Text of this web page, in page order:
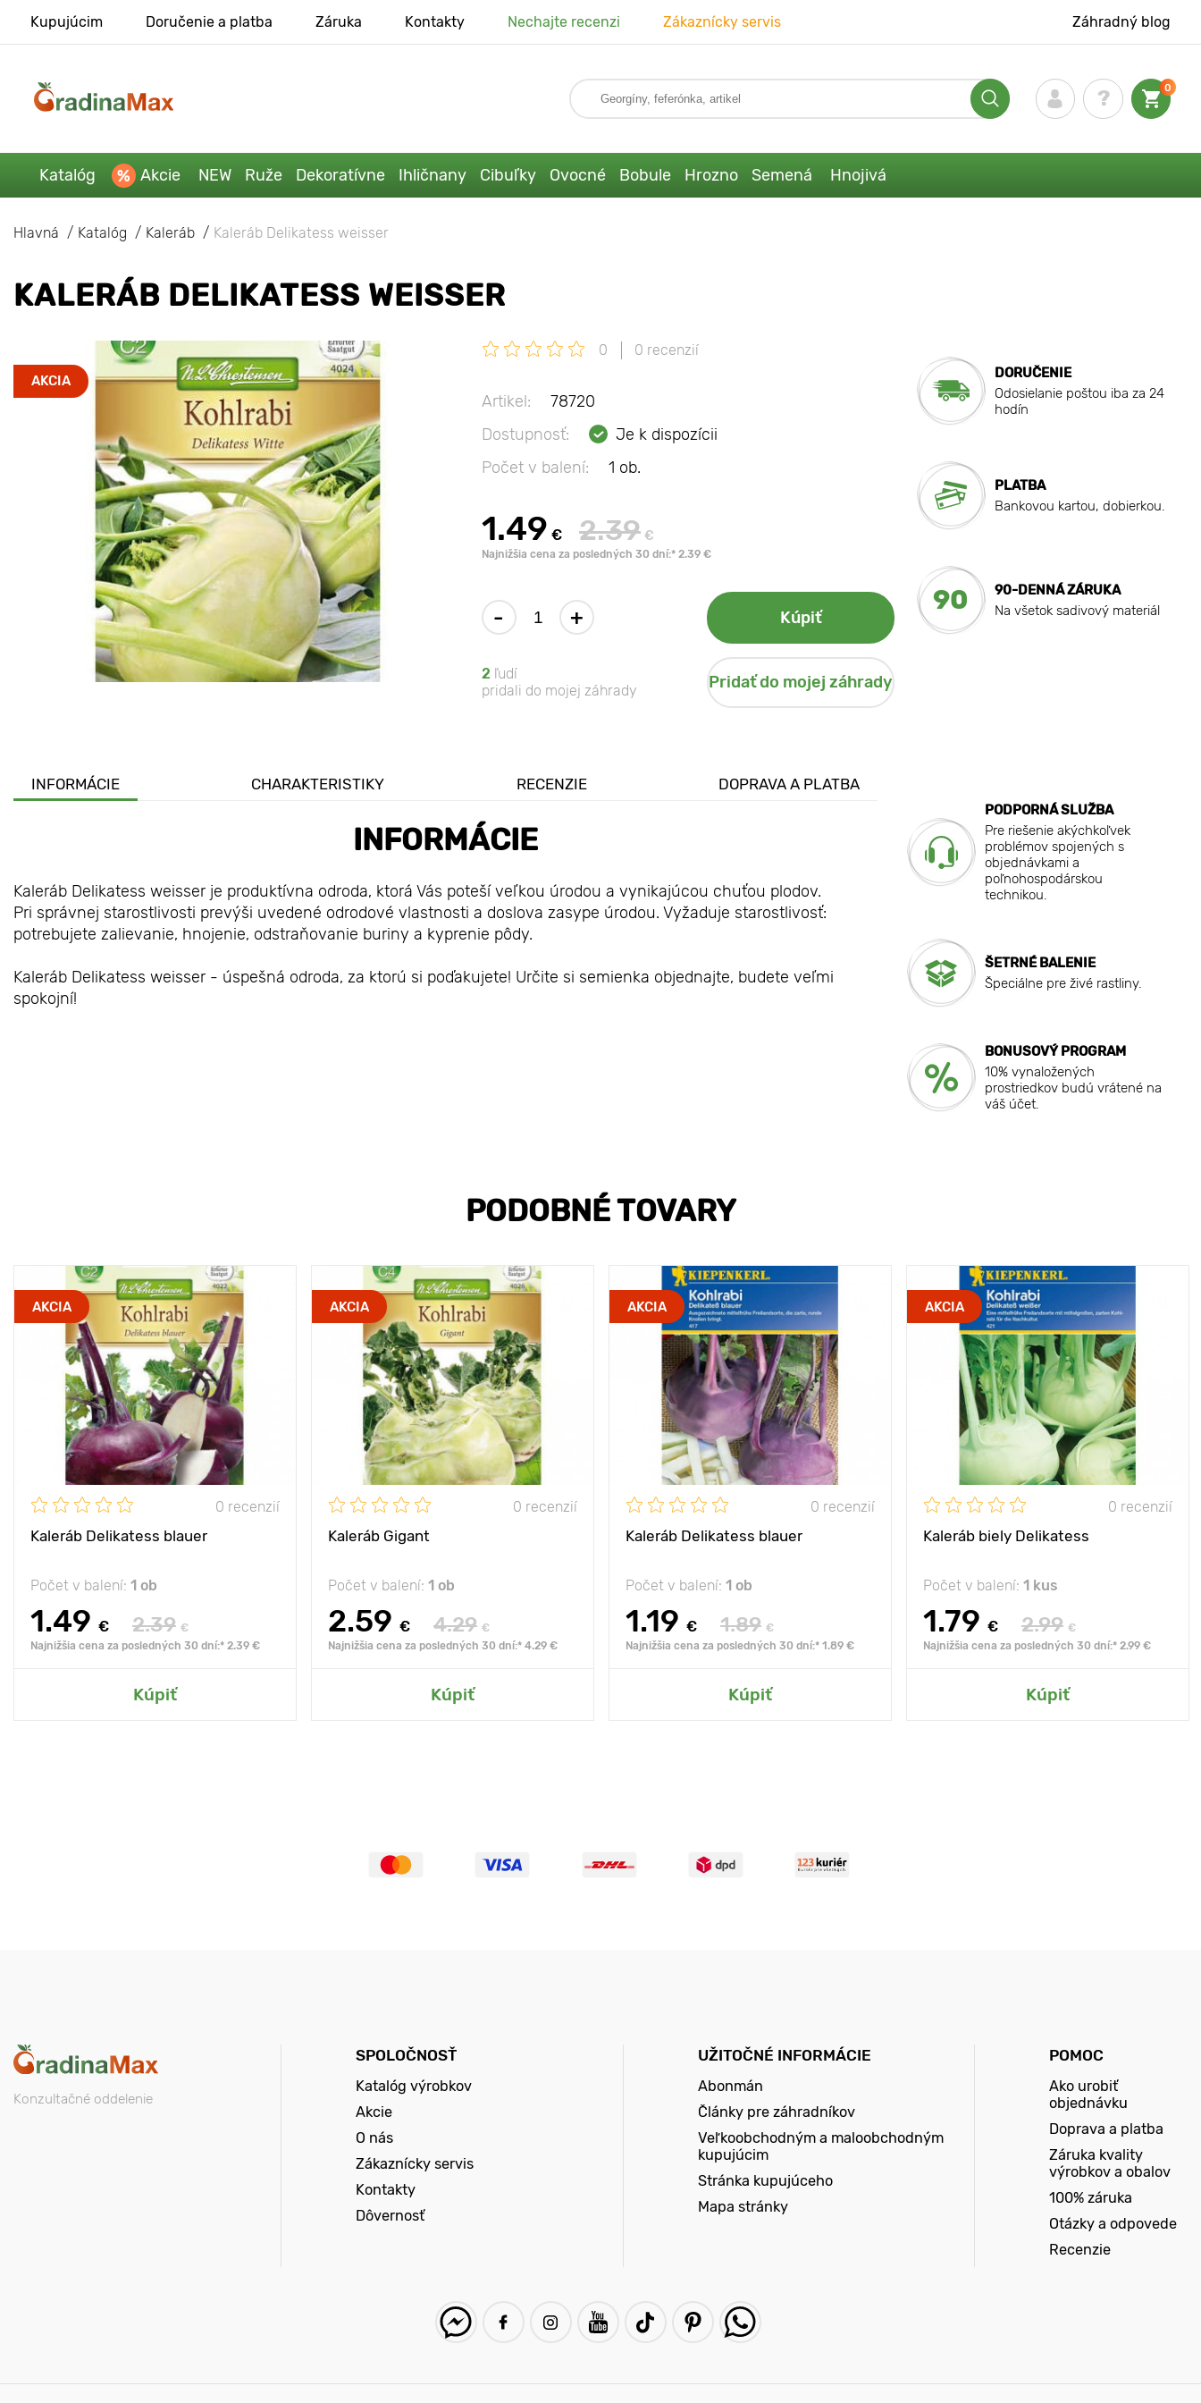
Kupujúcim Doručenie a platba Záruka Kontakty Nechajte recenzi Zákaznícky servis Záhradný blog
0
Katalóg Akcie NEW Ruže Dekoratívne Ihličnany Cibuľky Ovocné Bobule Hrozno Semená Hnojivá
Hlavná Katalóg Kaleráb Kaleráb Delikatess weisser
KALERÁB DELIKATESS WEISSER
AKCIA
0 0 recenzií
Artikel:
78720
Dostupnosť:
Je k dispozícii
Počet v balení:
1 ob.
1.49 € 2.39 €
Najnižšia cena za posledných 30 dní:* 2.39 €
- + Kúpiť
2 ľudí
pridali do mojej záhrady
Pridať do mojej záhrady
DORUČENIE
Odosielanie poštou iba za 24
hodín
PLATBA
Bankovou kartou, dobierkou.
90
90-DENNÁ ZÁRUKA
Na všetok sadivový materiál
INFORMÁCIE CHARAKTERISTIKY RECENZIE DOPRAVA A PLATBA
INFORMÁCIE
Kaleráb Delikatess weisser je produktívna odroda, ktorá Vás poteší veľkou úrodou a vynikajúcou chuťou plodov.
Pri správnej starostlivosti prevýši uvedené odrodové vlastnosti a doslova zasype úrodou. Vyžaduje starostlivosť:
potrebujete zalievanie, hnojenie, odstraňovanie buriny a kyprenie pôdy.
Kaleráb Delikatess weisser - úspešná odroda, za ktorú si poďakujete! Určite si semienka objednajte, budete veľmi
spokojní!
PODPORNÁ SLUŽBA
Pre riešenie akýchkoľvek
problémov spojených s
objednávkami a
poľnohospodárskou
technikou.
ŠETRNÉ BALENIE
Špeciálne pre živé rastliny.
BONUSOVÝ PROGRAM
10% vynaložených
prostriedkov budú vrátené na
váš účet.
PODOBNÉ TOVARY
AKCIA
0 recenzií
Kaleráb Delikatess blauer
Počet v balení: 1 ob
1.49 € 2.39 €
Najnižšia cena za posledných 30 dní:* 2.39 €
Kúpiť
AKCIA
0 recenzií
Kaleráb Gigant
Počet v balení: 1 ob
2.59 € 4.29 €
Najnižšia cena za posledných 30 dní:* 4.29 €
Kúpiť
AKCIA
0 recenzií
Kaleráb Delikatess blauer
Počet v balení: 1 ob
1.19 € 1.89 €
Najnižšia cena za posledných 30 dní:* 1.89 €
Kúpiť
AKCIA
0 recenzií
Kaleráb biely Delikatess
Počet v balení: 1 kus
1.79 € 2.99 €
Najnižšia cena za posledných 30 dní:* 2.99 €
Kúpiť
Konzultačné oddelenie
SPOLOČNOSŤ
Katalóg výrobkov
Akcie
O nás
Zákaznícky servis
Kontakty
Dôvernosť
UŽITOČNÉ INFORMÁCIE
Abonmán
Články pre záhradníkov
Veľkoobchodným a maloobchodným
kupujúcim
Stránka kupujúceho
Mapa stránky
POMOC
Ako urobiť
objednávku
Doprava a platba
Záruka kvality
výrobkov a obalov
100% záruka
Otázky a odpovede
Recenzie